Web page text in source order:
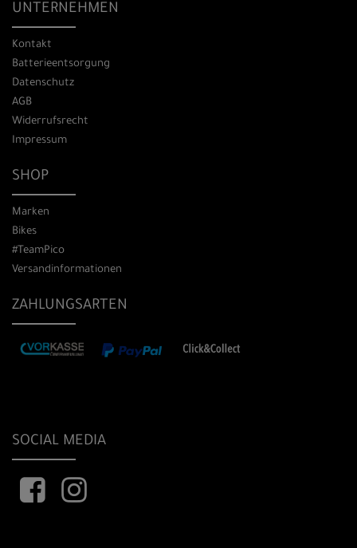
UNTERNEHMEN
Kontakt
Batterieentsorgung
Datenschutz
AGB
Widerrufsrecht
Impressum
SHOP
Marken
Bikes
#TeamPico
Versandinformationen
ZAHLUNGSARTEN
SOCIAL MEDIA